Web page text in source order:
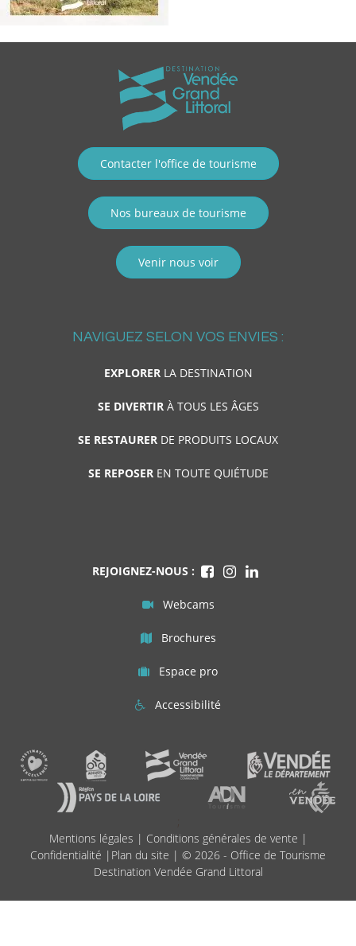
Contacter l'office de tourisme
Nos bureaux de tourisme
Venir nous voir
NAVIGUEZ SELON VOS ENVIES :
EXPLORERLA DESTINATION
SE DIVERTIRÀ TOUS LES ÂGES
SE RESTAURER DE PRODUITS LOCAUX
SE REPOSEREN TOUTE QUIÉTUDE
REJOIGNEZ-NOUS :
Webcams
Brochures
Espace pro
Accessibilité
Mentions légales | Conditions générales de vente |
Confidentialité | Plan du site | © 2026 - Office de Tourisme
Destination Vendée Grand Littoral